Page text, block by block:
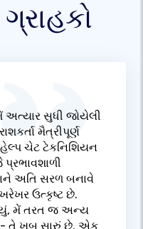
અત્યાર સુધી જોયેલી
મૈત્રીપૂર્ણ
ચેટ ટેકનિશિયન
અતિ સરળ બનાવે
ઉત્કૃષ્ટ છે.
મેં તરત જ અન્ય
- તે ખૂબ સારું છે. એક